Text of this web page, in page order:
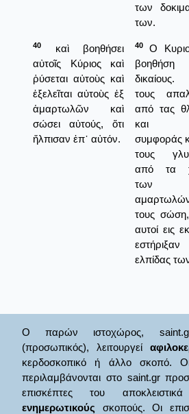
των
των.
40
καὶ βοηθήσει
αὐτοῖς Κύριος καὶ
ῥύσεται αὐτοὺς καὶ
ἐξελεῖται αὐτοὺς ἐξ
ἁμαρτωλῶν καὶ
σώσει αὐτούς, ὅτι
ἤλπισαν ἐπ᾿ αὐτόν.
40
Ο
βοηθήση
τους
από τας
και
συμφοράς
τους
από τα
των
τους σώση,
αυτοί εις
ελπίδας
Ο παρών ιστοχώρος, saint.gr,
(προσωπικός), λειτουργεί
κερδοσκοπικό ή άλλο σκοπό.
περιλαμβάνονται στο saint.gr
επισκέπτες του
ενημερωτικούς σκοπούς. Οι